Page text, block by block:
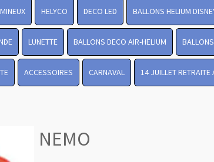
HELYCO DECO LED BALLONS HELIUM
LUNETTE BALLONS DECO AIR-HELIUM
ACCESSOIRES CARNAVAL 14 JUILLET RETRAITE
NEMO